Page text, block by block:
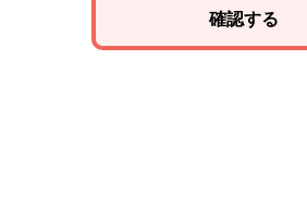
確認する